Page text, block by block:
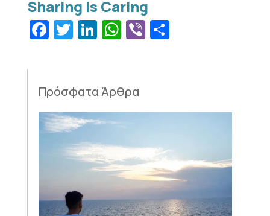
Facebook
Twitter
LinkedIn
WhatsApp
Viber
Πρόσφατα Άρθρα